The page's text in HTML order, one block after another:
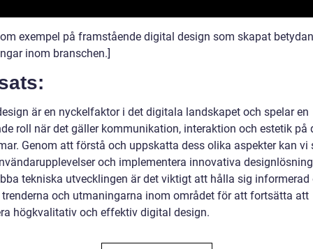
exempel på framstående digital design som skapat
inom branschen.]
är en nyckelfaktor i det digitala landskapet och spelar en
roll när det gäller kommunikation, interaktion och estetik på
Genom att förstå och uppskatta dess olika aspekter kan vi
och implementera innovativa
tekniska utvecklingen är det viktigt att hålla sig informerad
trenderna och utmaningarna inom området för att fortsätta att
högkvalitativ och effektiv digital design.